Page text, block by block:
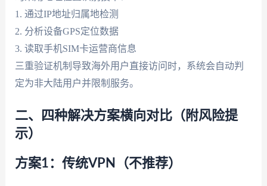
1. 通过IP地址归属地检测
2. 分析设备GPS定位数据
3. 读取手机SIM卡运营商信息
三重验证机制导致海外用户直接访问时，系统会自动判
定为非大陆用户并限制服务。
二、四种解决方案横向对比（附风险提
示）
方案1：传统VPN（不推荐）